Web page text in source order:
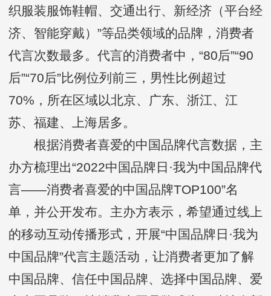
织服装服饰鞋帽、交通出行、新经济（平台经
济、智能穿戴）”等品类领域的品牌，消费者
代言次数最多。代言的消费者中，“80后”“90
后”“70后”比例位列前三，男性比例超过
70%，所在区域以北京、广东、浙江、江
苏、福建、上海居多。
根据消费者喜爱的中国品牌代言数据，主
办方梳理出“2022中国品牌日·我为中国品牌代
言——消费者喜爱的中国品牌TOP100”名
单，并公开发布。主办方表示，希望通过线上
的移动互动传播形式，开展“中国品牌日·我为
中国品牌”代言主题活动，让消费者更加了解
中国品牌、信任中国品牌、选择中国品牌、爱